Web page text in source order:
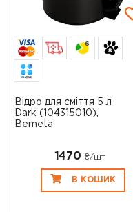
6
Відро для сміття 5 л
Dark (104315010),
Bemeta
1470 ₴/шт
В КОШИК